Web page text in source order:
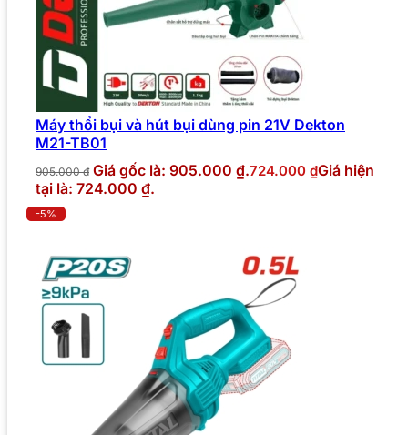
Máy thổi bụi và hút bụi dùng pin 21V Dekton
M21-TB01
905.000₫ Giá gốc là: 905.000 ₫.724.000 ₫Giá hiện
tại là: 724.000 ₫.
-5%